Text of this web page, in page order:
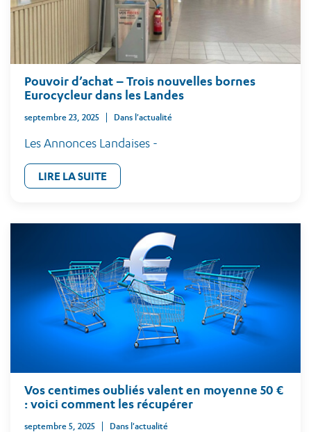
Pouvoir d’achat – Trois nouvelles bornes
Eurocycleur dans les Landes
septembre 23, 2025 Dans l'actualité
Les Annonces Landaises -
LIRE LA SUITE
Vos centimes oubliés valent en moyenne 50 €
: voici comment les récupérer
septembre 5, 2025 Dans l'actualité